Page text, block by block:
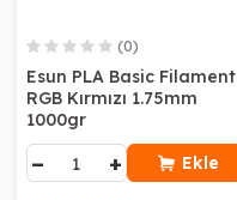
(0)
Esun PLA Basic Filament
RGB Kırmızı 1.75mm
1000gr
− + Ekle